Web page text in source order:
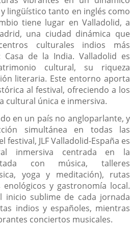
lingüístico tanto en inglés como
tiene lugar en Valladolid, a
una ciudad dinámica que
culturales indios más
de la India. Valladolid es
cultural, su riqueza
literaria. Este entorno aporta
al festival, ofreciendo a los
cultural única e inmersiva.
en un país no angloparlante, y
simultánea en todas las
festival, JLF Valladolid-España es
inmersiva centrada en la
con música, talleres
yoga y meditación), rutas
y gastronomía local.
inicio sublime de cada jornada
indios y españoles, mientras
conciertos musicales.